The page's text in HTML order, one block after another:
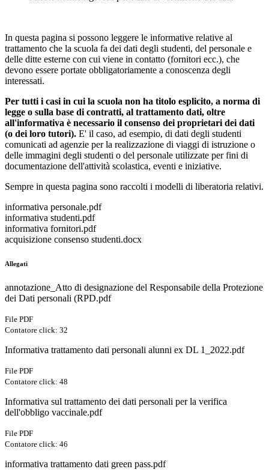
In questa pagina si possono leggere le informative relative al
trattamento che la scuola fa dei dati degli studenti, del personale e
delle ditte esterne con cui viene in contatto (fornitori ecc.), che
devono essere portate obbligatoriamente a conoscenza degli
interessati.
Per tutti i casi in cui la scuola non ha titolo esplicito, a norma di
legge o sulla base di contratti, al trattamento dati, oltre
all'informativa è necessario il consenso dei proprietari dei dati
(o dei loro tutori). E' il caso, ad esempio, di dati degli studenti
comunicati ad agenzie per la realizzazione di viaggi di istruzione o
delle immagini degli studenti o del personale utilizzate per fini di
documentazione dell'attività scolastica, eventi e iniziative.
Sempre in questa pagina sono raccolti i modelli di liberatoria relativi.
informativa personale.pdf
informativa studenti.pdf
informativa fornitori.pdf
acquisizione consenso studenti.docx
Allegati
annotazione_Atto di designazione del Responsabile della Protezione
dei Dati personali (RPD.pdf
File PDF
Contatore click: 32
Informativa trattamento dati personali alunni ex DL 1_2022.pdf
File PDF
Contatore click: 48
Informativa sul trattamento dei dati personali per la verifica
dell'obbligo vaccinale.pdf
File PDF
Contatore click: 46
informativa trattamento dati green pass.pdf